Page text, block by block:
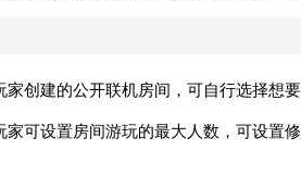
创建的公开联机房间，可自行选择想要
可设置房间游玩的最大人数，可设置